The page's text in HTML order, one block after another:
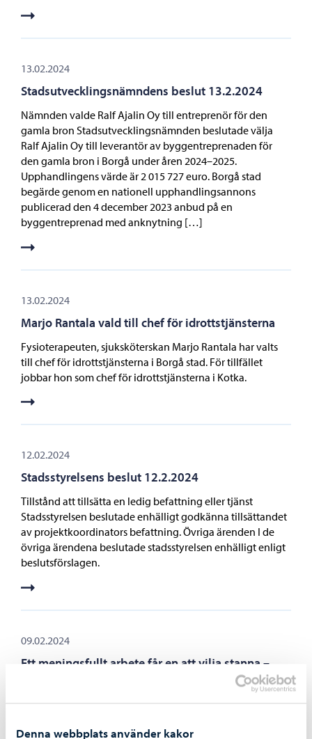
Denna webbplats använder kakor
13.02.2024
Stadsutvecklingsnämndens beslut 13.2.2024
Nämnden valde Ralf Ajalin Oy till entreprenör för den
gamla bron Stadsutvecklingsnämnden beslutade välja
Ralf Ajalin Oy till leverantör av byggentreprenaden för
den gamla bron i Borgå under åren 2024–2025.
Upphandlingens värde är 2 015 727 euro. Borgå stad
begärde genom en nationell upphandlingsannons
publicerad den 4 december 2023 anbud på en
byggentreprenad med anknytning […]
13.02.2024
Marjo Rantala vald till chef för idrottstjänsterna
Fysioterapeuten, sjuksköterskan Marjo Rantala har valts
till chef för idrottstjänsterna i Borgå stad. För tillfället
jobbar hon som chef för idrottstjänsterna i Kotka.
12.02.2024
Stadsstyrelsens beslut 12.2.2024
Tillstånd att tillsätta en ledig befattning eller tjänst
Stadsstyrelsen beslutade enhälligt godkänna tillsättandet
av projektkoordinators befattning. Övriga ärenden I de
övriga ärendena beslutade stadsstyrelsen enhälligt enligt
beslutsförslagen.
09.02.2024
Ett meningsfullt arbete får en att vilja stanna –
Borgå stad kom ihåg anställda som arbetat länge
Kommunförbundets förtjänsttecken till sina anställda som